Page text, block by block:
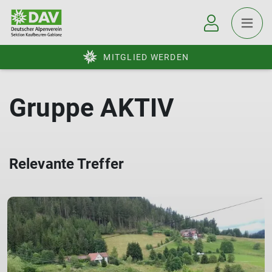
MITGLIED WERDEN
Gruppe AKTIV
Relevante Treffer